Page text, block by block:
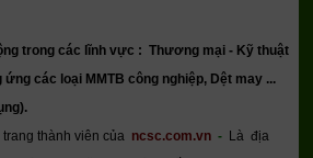
trong các lĩnh vực : Thương mại - Kỹ thuật
ứng các loại MMTB công nghiệp, Dệt may ...
thành viên của ncsc.com.vn- Là địa